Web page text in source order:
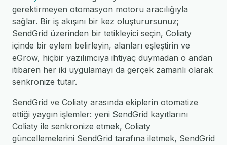
gerektirmeyen otomasyon motoru aracılığıyla
sağlar. Bir iş akışını bir kez oluşturursunuz;
SendGrid üzerinden bir tetikleyici seçin, Coliaty
içinde bir eylem belirleyin, alanları eşleştirin ve
eGrow, hiçbir yazılımcıya ihtiyaç duymadan o andan
itibaren her iki uygulamayı da gerçek zamanlı olarak
senkronize tutar.
SendGrid ve Coliaty arasında ekiplerin otomatize
ettiği yaygın işlemler: yeni SendGrid kayıtlarını
Coliaty ile senkronize etmek, Coliaty
güncellemelerini SendGrid tarafına iletmek, SendGrid